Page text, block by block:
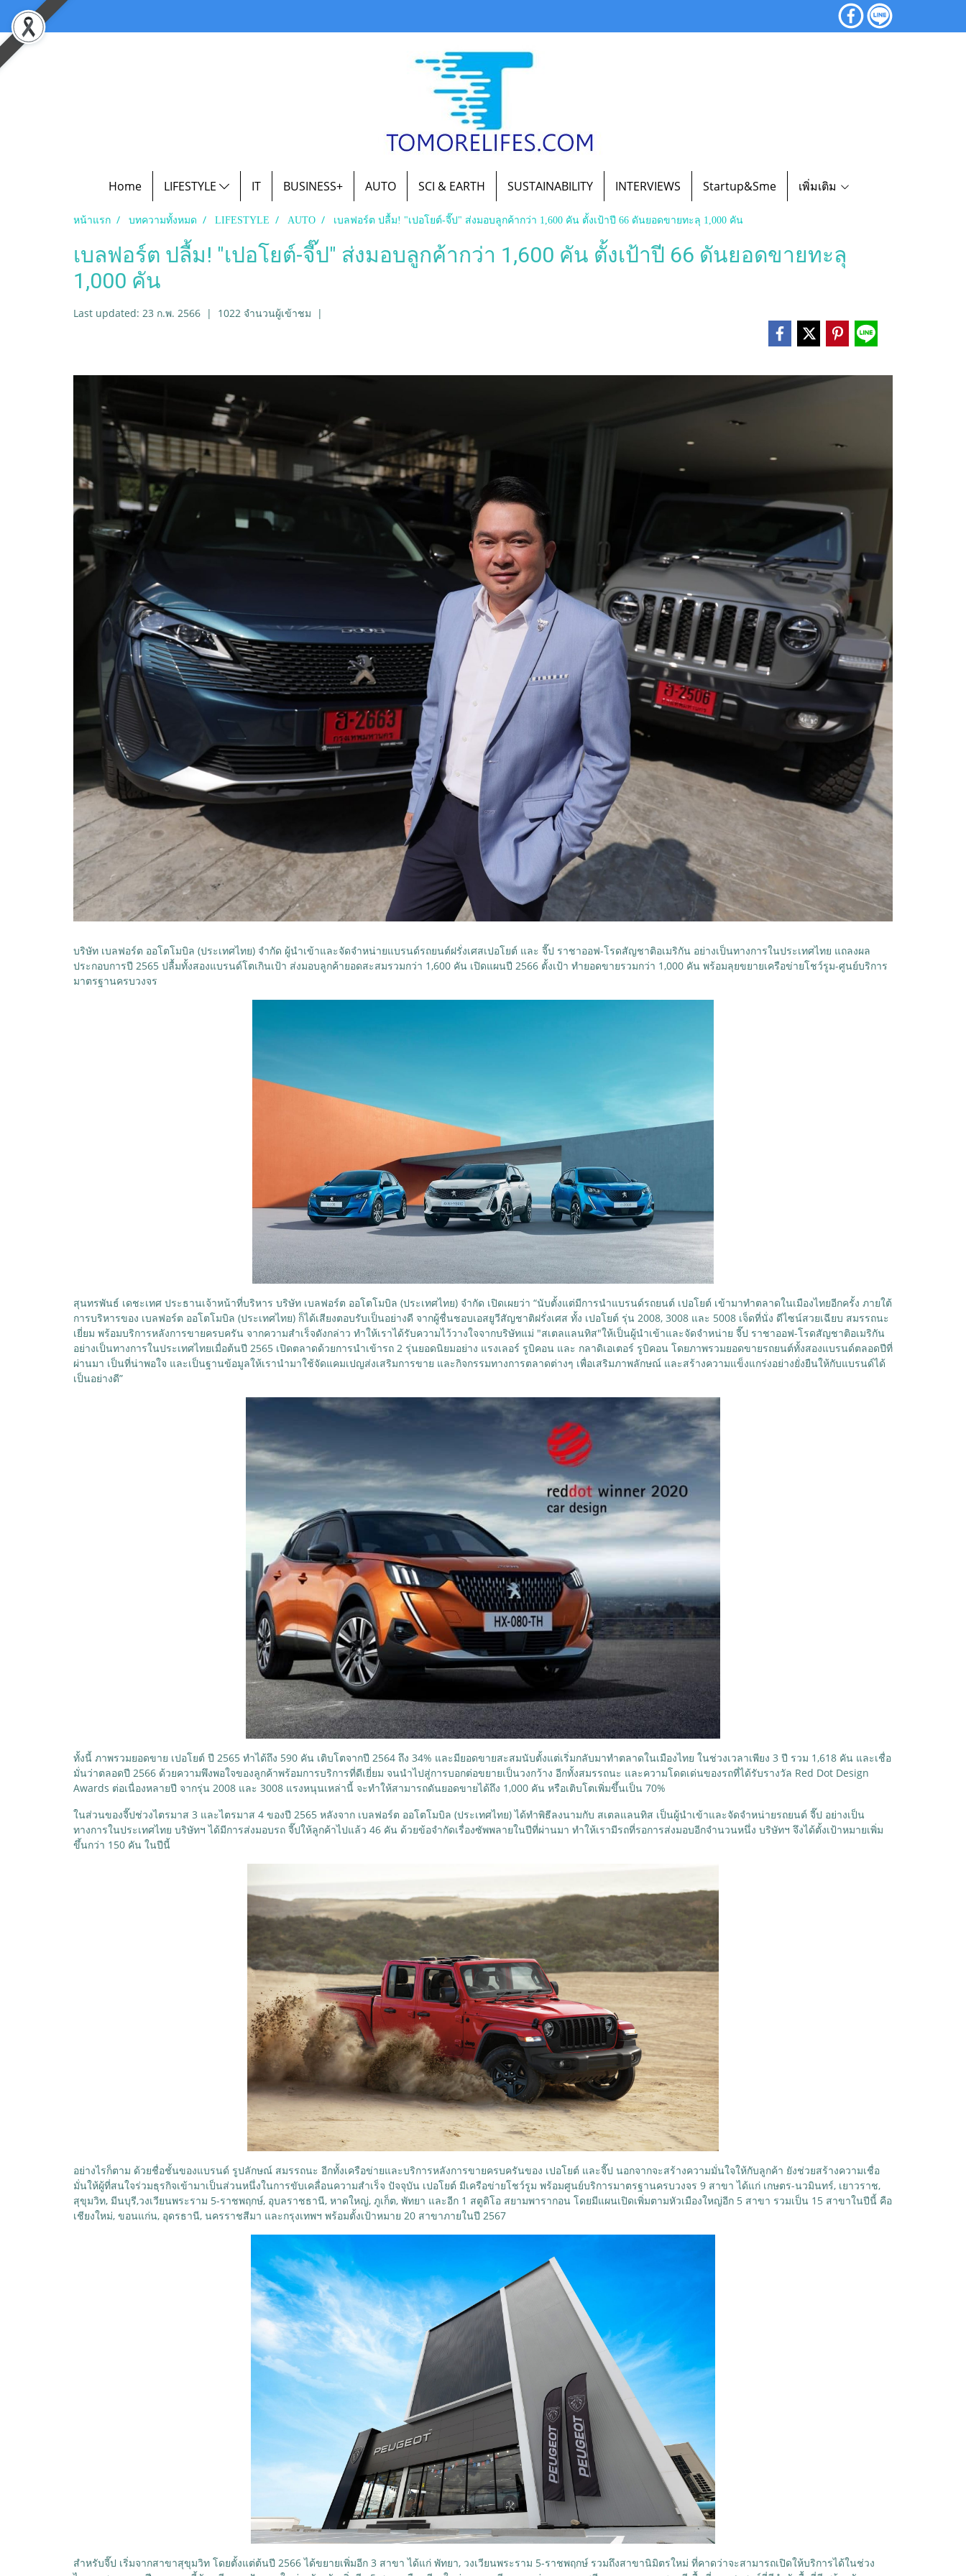
Home LIFESTYLE IT BUSINESS+ AUTO SCI & EARTH SUSTAINABILITY INTERVIEWS Startup&Sme เพิ่มเติม
หน้าแรก บทความทั้งหมด LIFESTYLE AUTO เบลฟอร์ต ปลื้ม! "เปอโยต์-จี๊ป" ส่งมอบลูกค้ากว่า 1,600 คัน ตั้งเป้าปี 66 ดันยอดขายทะลุ 1,000 คัน
เบลฟอร์ต ปลื้ม! "เปอโยต์-จี๊ป" ส่งมอบลูกค้ากว่า 1,600 คัน ตั้งเป้าปี 66 ดันยอดขายทะลุ
1,000 คัน
Last updated: 23 ก.พ. 2566 | 1022 จำนวนผู้เข้าชม |
บริษัท เบลฟอร์ต ออโตโมบิล (ประเทศไทย) จำกัด ผู้นำเข้าและจัดจำหน่ายแบรนด์รถยนต์ฝรั่งเศสเปอโยต์ และ จี๊ป ราชาออฟ-โรดสัญชาติอเมริกัน อย่างเป็นทางการในประเทศไทย แถลงผล
ประกอบการปี 2565 ปลื้มทั้งสองแบรนด์โตเกินเป้า ส่งมอบลูกค้ายอดสะสมรวมกว่า 1,600 คัน เปิดแผนปี 2566 ตั้งเป้า ทำยอดขายรวมกว่า 1,000 คัน พร้อมลุยขยายเครือข่ายโชว์รูม-ศูนย์บริการ
มาตรฐานครบวงจร
สุนทรพันธ์ เดชะเทศ ประธานเจ้าหน้าที่บริหาร บริษัท เบลฟอร์ต ออโตโมบิล (ประเทศไทย) จำกัด เปิดเผยว่า “นับตั้งแต่มีการนำแบรนด์รถยนต์ เปอโยต์ เข้ามาทำตลาดในเมืองไทยอีกครั้ง ภายใต้
การบริหารของ เบลฟอร์ต ออโตโมบิล (ประเทศไทย) ก็ได้เสียงตอบรับเป็นอย่างดี จากผู้ชื่นชอบเอสยูวีสัญชาติฝรั่งเศส ทั้ง เปอโยต์ รุ่น 2008, 3008 และ 5008 เจ็ดที่นั่ง ดีไซน์สวยเฉียบ สมรรถนะ
เยี่ยม พร้อมบริการหลังการขายครบครัน จากความสำเร็จดังกล่าว ทำให้เราได้รับความไว้วางใจจากบริษัทแม่ "สเตลแลนทิส"ให้เป็นผู้นำเข้าและจัดจำหน่าย จี๊ป ราชาออฟ-โรดสัญชาติอเมริกัน
อย่างเป็นทางการในประเทศไทยเมื่อต้นปี 2565 เปิดตลาดด้วยการนำเข้ารถ 2 รุ่นยอดนิยมอย่าง แรงเลอร์ รูบิคอน และ กลาดิเอเตอร์ รูบิคอน โดยภาพรวมยอดขายรถยนต์ทั้งสองแบรนด์ตลอดปีที่
ผ่านมา เป็นที่น่าพอใจ และเป็นฐานข้อมูลให้เรานำมาใช้จัดแคมเปญส่งเสริมการขาย และกิจกรรมทางการตลาดต่างๆ เพื่อเสริมภาพลักษณ์ และสร้างความแข็งแกร่งอย่างยั่งยืนให้กับแบรนด์ได้
เป็นอย่างดี”
ทั้งนี้ ภาพรวมยอดขาย เปอโยต์ ปี 2565 ทำได้ถึง 590 คัน เติบโตจากปี 2564 ถึง 34% และมียอดขายสะสมนับตั้งแต่เริ่มกลับมาทำตลาดในเมืองไทย ในช่วงเวลาเพียง 3 ปี รวม 1,618 คัน และเชื่อ
มั่นว่าตลอดปี 2566 ด้วยความพึงพอใจของลูกค้าพร้อมการบริการที่ดีเยี่ยม จนนำไปสู่การบอกต่อขยายเป็นวงกว้าง อีกทั้งสมรรถนะ และความโดดเด่นของรถที่ได้รับรางวัล Red Dot Design
Awards ต่อเนื่องหลายปี จากรุ่น 2008 และ 3008 แรงหนุนเหล่านี้ จะทำให้สามารถดันยอดขายได้ถึง 1,000 คัน หรือเติบโตเพิ่มขึ้นเป็น 70%
ในส่วนของจี๊ปช่วงไตรมาส 3 และไตรมาส 4 ของปี 2565 หลังจาก เบลฟอร์ต ออโตโมบิล (ประเทศไทย) ได้ทำพิธีลงนามกับ สเตลแลนทิส เป็นผู้นำเข้าและจัดจำหน่ายรถยนต์ จี๊ป อย่างเป็น
ทางการในประเทศไทย บริษัทฯ ได้มีการส่งมอบรถ จี๊ปให้ลูกค้าไปแล้ว 46 คัน ด้วยข้อจำกัดเรื่องซัพพลายในปีที่ผ่านมา ทำให้เรามีรถที่รอการส่งมอบอีกจำนวนหนึ่ง บริษัทฯ จึงได้ตั้งเป้าหมายเพิ่ม
ขึ้นกว่า 150 คัน ในปีนี้
อย่างไรก็ตาม ด้วยชื่อชั้นของแบรนด์ รูปลักษณ์ สมรรถนะ อีกทั้งเครือข่ายและบริการหลังการขายครบครันของ เปอโยต์ และจี๊ป นอกจากจะสร้างความมั่นใจให้กับลูกค้า ยังช่วยสร้างความเชื่อ
มั่นให้ผู้ที่สนใจร่วมธุรกิจเข้ามาเป็นส่วนหนึ่งในการขับเคลื่อนความสำเร็จ ปัจจุบัน เปอโยต์ มีเครือข่ายโชว์รูม พร้อมศูนย์บริการมาตรฐานครบวงจร 9 สาขา ได้แก่ เกษตร-นวมินทร์, เยาวราช,
สุขุมวิท, มีนบุรี,วงเวียนพระราม 5-ราชพฤกษ์, อุบลราชธานี, หาดใหญ่, ภูเก็ต, พัทยา และอีก 1 สตูดิโอ สยามพารากอน โดยมีแผนเปิดเพิ่มตามหัวเมืองใหญ่อีก 5 สาขา รวมเป็น 15 สาขาในปีนี้ คือ
เชียงใหม่, ขอนแก่น, อุดรธานี, นครราชสีมา และกรุงเทพฯ พร้อมตั้งเป้าหมาย 20 สาขาภายในปี 2567
สำหรับจี๊ป เริ่มจากสาขาสุขุมวิท โดยตั้งแต่ต้นปี 2566 ได้ขยายเพิ่มอีก 3 สาขา ได้แก่ พัทยา, วงเวียนพระราม 5-ราชพฤกษ์ รวมถึงสาขานิมิตรใหม่ ที่คาดว่าจะสามารถเปิดให้บริการได้ในช่วง